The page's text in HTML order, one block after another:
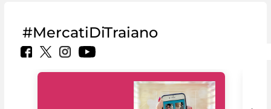
#MercatiDiTraiano